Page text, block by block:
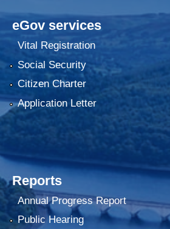
eGov services
Vital Registration
Social Security
Citizen Charter
Application Letter
Reports
Annual Progress Report
Public Hearing